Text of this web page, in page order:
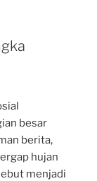
besar
berita,
hujan
menjadi